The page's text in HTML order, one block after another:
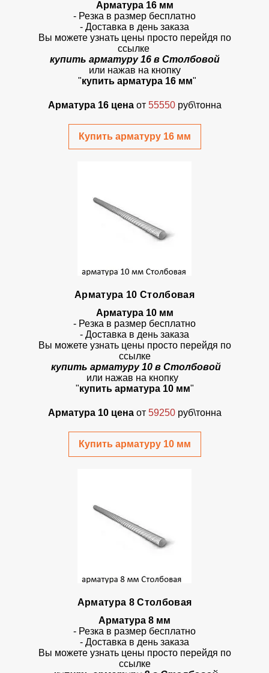
Арматура 16 мм
- Резка в размер бесплатно
- Доставка в день заказа
Вы можете узнать цены просто перейдя по
ссылке
купить арматуру 16 в Столбовой
или нажав на кнопку
"купить арматура 16 мм"
Арматура 16 цена от 55550 руб\тонна
Купить арматуру 16 мм
Арматура 10 Столбовая
Арматура 10 мм
- Резка в размер бесплатно
- Доставка в день заказа
Вы можете узнать цены просто перейдя по
ссылке
купить арматуру 10 в Столбовой
или нажав на кнопку
"купить арматура 10 мм"
Арматура 10 цена от 59250 руб\тонна
Купить арматуру 10 мм
Арматура 8 Столбовая
Арматура 8 мм
- Резка в размер бесплатно
- Доставка в день заказа
Вы можете узнать цены просто перейдя по
ссылке